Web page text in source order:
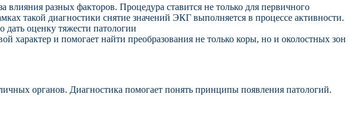
разных факторов. Процедура ставится не только для первичного
такой диагностики снятие значений ЭКГ выполняется в процессе активности.
оценку тяжести патологии
характер и помогает найти преобразования не только коры, но и околостных зон
органов. Диагностика помогает понять принципы появления патологий.